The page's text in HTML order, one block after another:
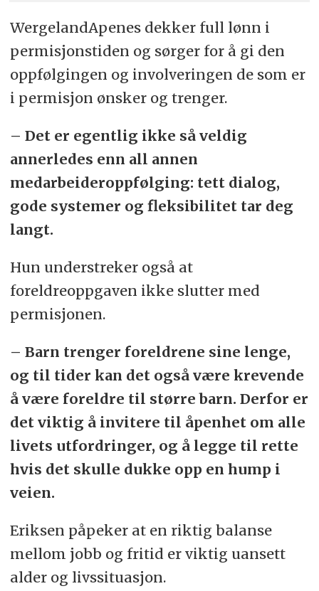
WergelandApenes dekker full lønn i
permisjonstiden og sørger for å gi den
oppfølgingen og involveringen de som er
i permisjon ønsker og trenger.
– Det er egentlig ikke så veldig
annerledes enn all annen
medarbeideroppfølging: tett dialog,
gode systemer og fleksibilitet tar deg
langt.
Hun understreker også at
foreldreoppgaven ikke slutter med
permisjonen.
– Barn trenger foreldrene sine lenge,
og til tider kan det også være krevende
å være foreldre til større barn. Derfor er
det viktig å invitere til åpenhet om alle
livets utfordringer, og å legge til rette
hvis det skulle dukke opp en hump i
veien.
Eriksen påpeker at en riktig balanse
mellom jobb og fritid er viktig uansett
alder og livssituasjon.